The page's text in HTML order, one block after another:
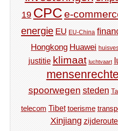
19 CPC e-
energie EU EU-China
Hongkong Huawei
justitie klimaat luchtvaart
spoorwegen steden
telecom Tibet toerisme
Xinjiang